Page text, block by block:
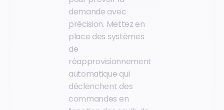
demande avec
précision. Mettez en
place des systèmes
de
réapprovisionnement
automatique qui
déclenchent des
commandes en